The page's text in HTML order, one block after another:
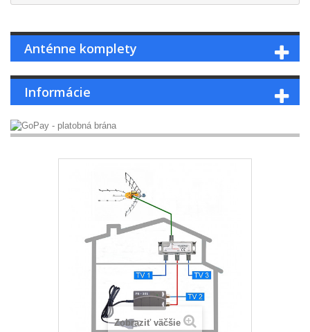
Anténne komplety
Informácie
Zobraziť väčšie